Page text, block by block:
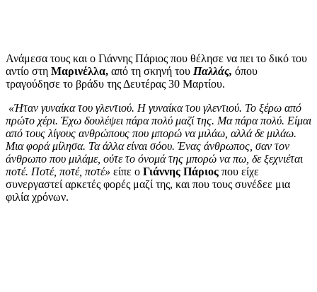
Ανάμεσα τους και ο Γιάννης Πάριος που θέλησε να πει το δικό του
αντίο στη Μαρινέλλα, από τη σκηνή του Παλλάς, όπου
τραγούδησε το βράδυ της Δευτέρας 30 Μαρτίου.
«Ήταν γυναίκα του γλεντιού. Η γυναίκα του γλεντιού. Το ξέρω από
πρώτο χέρι. Έχω δουλέψει πάρα πολύ μαζί της. Μα πάρα πολύ. Είμαι
από τους λίγους ανθρώπους που μπορώ να μιλάω, αλλά δε μιλάω.
Μια φορά μίλησα. Τα άλλα είναι σόου. Ένας άνθρωπος, σαν τον
άνθρωπο που μιλάμε, ούτε το όνομά της μπορώ να πω, δε ξεχνιέται
ποτέ. Ποτέ, ποτέ, ποτέ» είπε ο Γιάννης Πάριος που είχε
συνεργαστεί αρκετές φορές μαζί της, και που τους συνέδεε μια
φιλία χρόνων.